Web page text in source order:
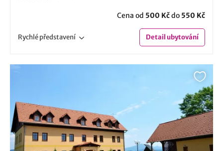
Cena od 500 Kčdo 550 Kč
Rychlépředstavení Detailubytování